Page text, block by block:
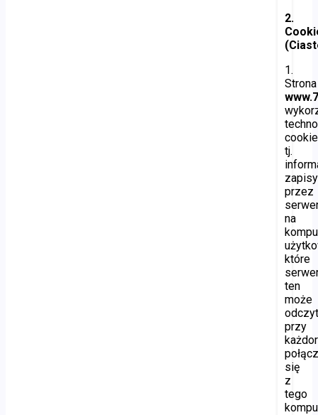
2.
1.
Strona
tj.
przez
na
które
ten
może
przy
się
z
tego